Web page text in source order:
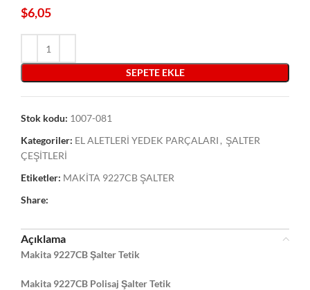
$6,05
SEPETE EKLE
Stok kodu: 1007-081
Kategoriler: EL ALETLERİ YEDEK PARÇALARI , ŞALTER
ÇEŞİTLERİ
Etiketler: MAKİTA 9227CB ŞALTER
Share:
Açıklama
Makita 9227CB Şalter Tetik
Makita 9227CB Polisaj Şalter Tetik